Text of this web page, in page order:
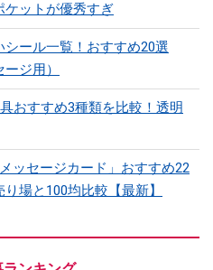
ケットが優秀すぎ
シール一覧！おすすめ20選
ジ用）
おすすめ3種類を比較！透明
ッセージカード」おすすめ22
場と100均比較【最新】